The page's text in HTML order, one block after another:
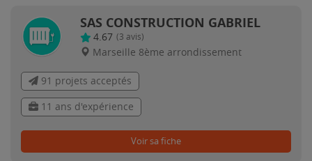
SAS CONSTRUCTION GABRIEL
4.67 (3 avis)
Marseille 8ème arrondissement
91 projets acceptés
11 ans d'expérience
Voir sa fiche